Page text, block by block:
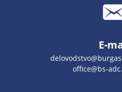
E-
office@bs-